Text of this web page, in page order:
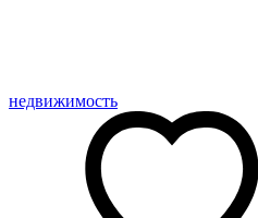
недвижимость